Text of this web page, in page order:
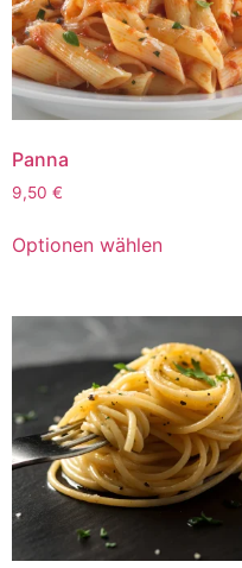
Panna
9,50 €
Optionen wählen